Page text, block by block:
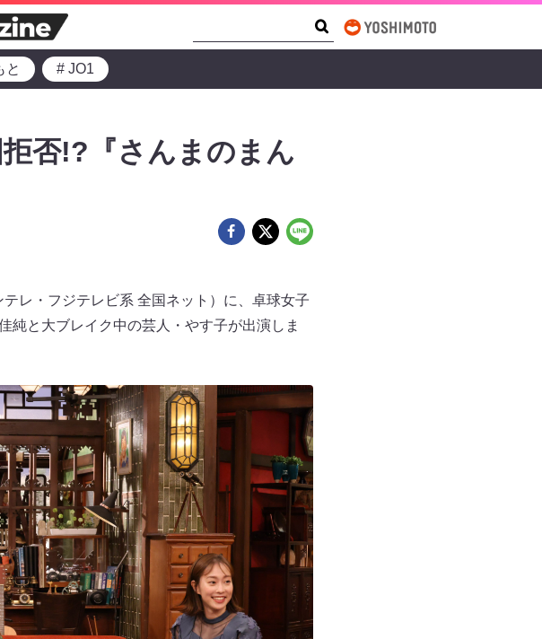
と # JO1
否!?『さんまのまん
レ・フジテレビ系 全国ネット）に、卓球女子
純と大ブレイク中の芸人・やす子が出演しま